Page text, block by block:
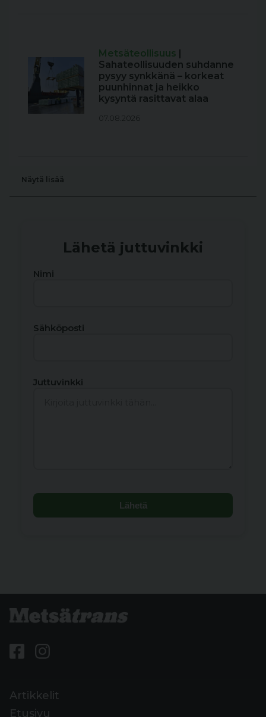
Metsäteollisuus |
Sahateollisuuden suhdanne
pysyy synkkänä – korkeat
puunhinnat ja heikko
kysyntä rasittavat alaa
07.08.2026
Näytä lisää
Lähetä juttuvinkki
Nimi
Sähköposti
Juttuvinkki
Lähetä
Artikkelit
Etusivu